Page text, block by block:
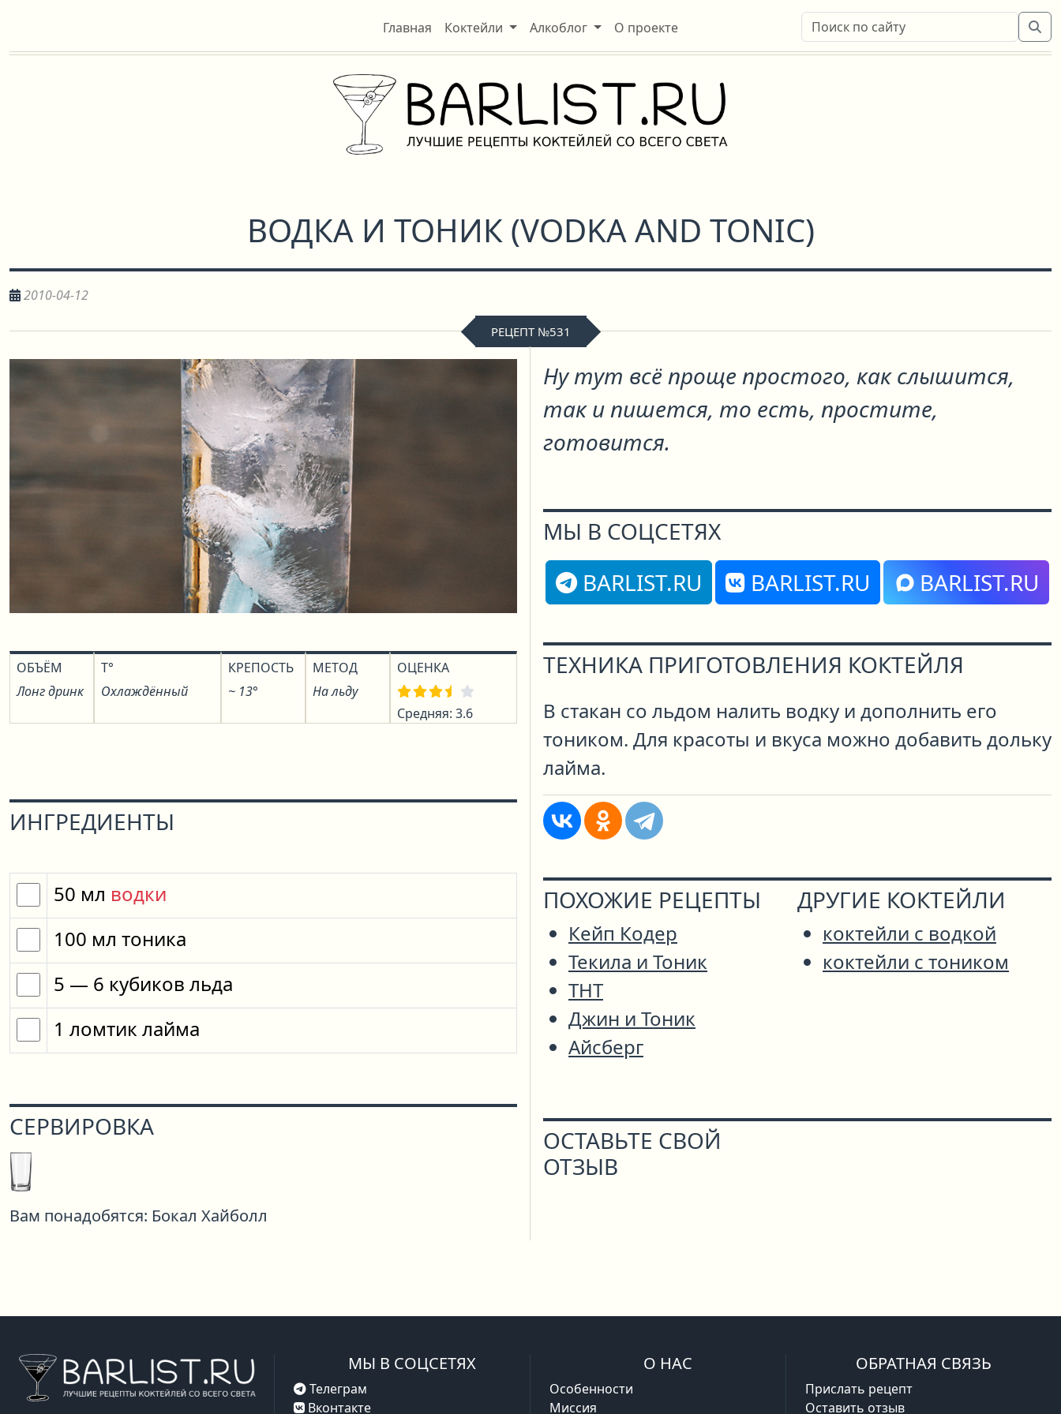
Главная Коктейли Алкоблог О проекте
ВОДКА И ТОНИК(VODKA AND TONIC)
2010-04-12
РЕЦЕПТ №531
ОБЪЁМ
Лонг дринк
T°
Охлаждённый
КРЕПОСТЬ
~ 13°
МЕТОД
На льду
ОЦЕНКА
Средняя: 3.6
ИНГРЕДИЕНТЫ
50 мл водки
100 мл тоника
5 — 6 кубиков льда
1 ломтик лайма
СЕРВИРОВКА
Вам понадобятся: Бокал Хайболл
Ну тут всё проще простого, как слышится,
так и пишется, то есть, простите,
готовится.
МЫ В СОЦСЕТЯХ
BARLIST.RU
BARLIST.RU BARLIST.RU
ТЕХНИКА ПРИГОТОВЛЕНИЯ КОКТЕЙЛЯ
В стакан со льдом налить водку и дополнить его
тоником. Для красоты и вкуса можно добавить дольку
лайма.
ПОХОЖИЕ РЕЦЕПТЫ
Кейп Кодер
Текила и Тоник
ТНТ
Джин и Тоник
Айсберг
ДРУГИЕ КОКТЕЙЛИ
коктейли с водкой
коктейли с тоником
ОСТАВЬТЕ СВОЙ
ОТЗЫВ
МЫ В СОЦСЕТЯХ
Телеграм
Вконтакте
О НАС
Особенности
Миссия
ОБРАТНАЯ СВЯЗЬ
Прислать рецепт
Оставить отзыв